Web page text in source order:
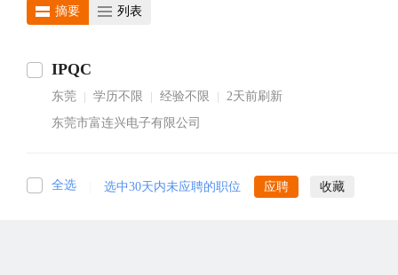
摘要 列表
IPQC
东莞 学历不限 经验不限
2天前刷新
东莞市富连兴电子有限公司
全选 选中30天内未应聘的职位 应聘 收藏